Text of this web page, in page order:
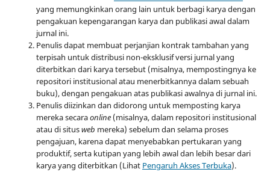
yang memungkinkan orang lain untuk berbagi karya dengan
pengakuan kepengarangan karya dan publikasi awal dalam
jurnal ini.
Penulis dapat membuat perjanjian kontrak tambahan yang
terpisah untuk distribusi non-eksklusif versi jurnal yang
diterbitkan dari karya tersebut (misalnya, mempostingnya ke
repositori institusional atau menerbitkannya dalam sebuah
buku), dengan pengakuan atas publikasi awalnya di jurnal ini.
Penulis diizinkan dan didorong untuk memposting karya
mereka secaraonline(misalnya, dalam repositori institusional
atau di situsweb mereka) sebelum dan selama proses
pengajuan, karena dapat menyebabkan pertukaran yang
produktif, serta kutipan yang lebih awal dan lebih besar dari
karya yang diterbitkan (Lihat Pengaruh Akses Terbuka).